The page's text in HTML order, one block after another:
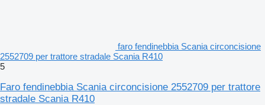
faro fendinebbia Scania circoncisione
2552709 per trattore stradale Scania R410
5
Faro fendinebbia Scania circoncisione 2552709 per trattore
stradale Scania R410